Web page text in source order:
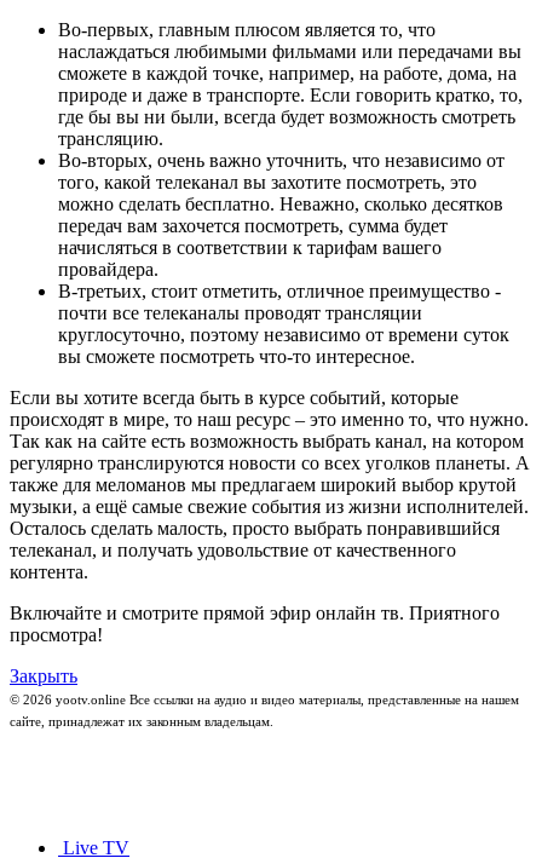
Во-первых, главным плюсом является то, что
наслаждаться любимыми фильмами или передачами вы
сможете в каждой точке, например, на работе, дома, на
природе и даже в транспорте. Если говорить кратко, то,
где бы вы ни были, всегда будет возможность смотреть
трансляцию.
Во-вторых, очень важно уточнить, что независимо от
того, какой телеканал вы захотите посмотреть, это
можно сделать бесплатно. Неважно, сколько десятков
передач вам захочется посмотреть, сумма будет
начисляться в соответствии к тарифам вашего
провайдера.
В-третьих, стоит отметить, отличное преимущество -
почти все телеканалы проводят трансляции
круглосуточно, поэтому независимо от времени суток
вы сможете посмотреть что-то интересное.
Если вы хотите всегда быть в курсе событий, которые
происходят в мире, то наш ресурс – это именно то, что нужно.
Так как на сайте есть возможность выбрать канал, на котором
регулярно транслируются новости со всех уголков планеты. А
также для меломанов мы предлагаем широкий выбор крутой
музыки, а ещё самые свежие события из жизни исполнителей.
Осталось сделать малость, просто выбрать понравившийся
телеканал, и получать удовольствие от качественного
контента.
Включайте и смотрите прямой эфир онлайн тв. Приятного
просмотра!
Закрыть
© 2026 yootv.online Все ссылки на аудио и видео материалы, представленные на нашем
сайте, принадлежат их законным владельцам.
Live TV